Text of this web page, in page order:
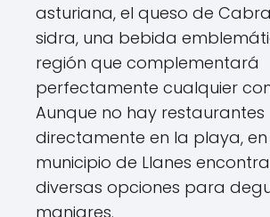
asturiana, el queso de
sidra, una bebida
región que complementará
perfectamente cualquier
Aunque no hay restaurantes
directamente en la playa, en
municipio de Llanes
diversas opciones para
manjares.